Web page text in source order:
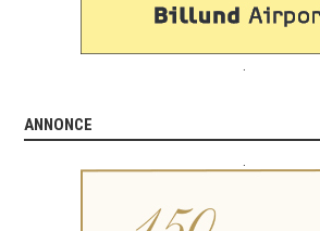
ANNONCE